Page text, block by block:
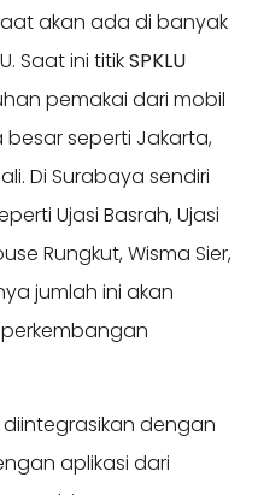
akan ada di banyak
Saat ini titikSPKLU
pemakai dari mobil
seperti Jakarta,
Di Surabaya sendiri
Ujasi Basrah, Ujasi
Rungkut, Wisma Sier,
jumlah ini akan
dengan
aplikasi dari